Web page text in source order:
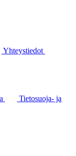
Yhteystiedot
Tietosuoja- ja